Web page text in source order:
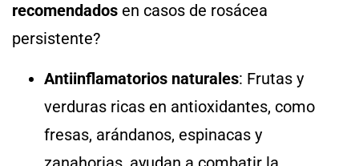
recomendados en casos de rosácea
persistente?
Antiinflamatorios naturales: Frutas y
verduras ricas en antioxidantes, como
fresas, arándanos, espinacas y